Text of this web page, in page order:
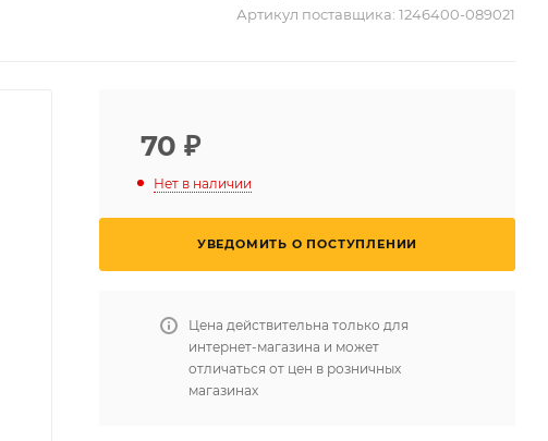
Артикул поставщика: 1246400-089021
70 ₽
Нет в наличии
УВЕДОМИТЬ О ПОСТУПЛЕНИИ
Цена действительна только для
интернет-магазина и может
отличаться от цен в розничных
магазинах